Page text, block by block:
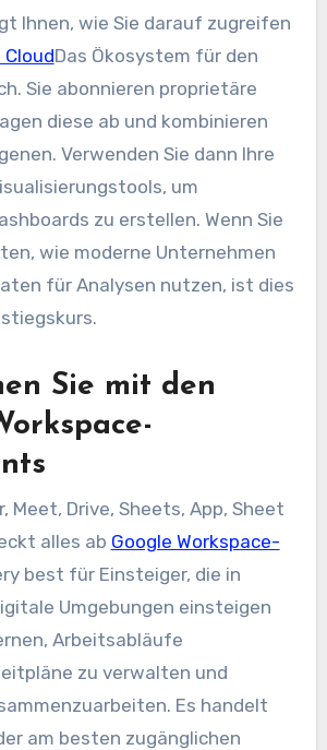
Ihnen, wie Sie darauf zugreifen
CloudDas Ökosystem für den
Sie abonnieren proprietäre
diese ab und kombinieren
Verwenden Sie dann Ihre
um
zu erstellen. Wenn Sie
wie moderne Unternehmen
für Analysen nutzen, ist dies
Sie mit den
Meet, Drive, Sheets, App, Sheet
alles ab Google Workspace-
best für Einsteiger, die in
Umgebungen einsteigen
Arbeitsabläufe
zu verwalten und
Es handelt
am besten zugänglichen